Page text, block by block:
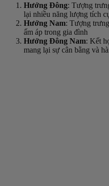
Hướng Đông: Tượng
lại nhiều năng lượng tích
Hướng Nam: Tượng
ấm áp trong gia đình
Hướng Đông Nam: Kết
mang lại sự cân bằng và